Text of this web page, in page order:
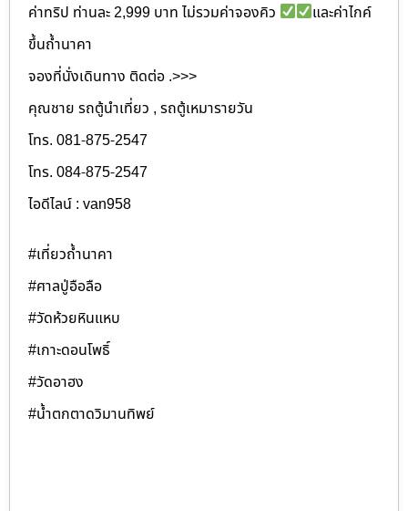
ค่าทริป ท่านละ 2,999 บาท ไม่รวมค่าจองคิว
และค่าไกค์
ขึ้นถ้ำนาคา
จองที่นั่งเดินทาง ติดต่อ .>>>
คุณชาย รถตู้นำเที่ยว , รถตู้เหมารายวัน
โทร. 081-875-2547
โทร. 084-875-2547
ไอดีไลน์ : van958
#เที่ยวถ้ำนาคา
#ศาลปู่อือลือ
#วัดห้วยหินแหบ
#เกาะดอนโพธิ์
#วัดอาฮง
#น้ำตกตาดวิมานทิพย์